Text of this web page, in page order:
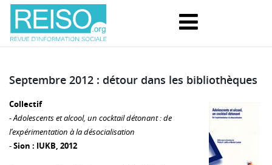
Septembre 2012 : détour dans les bibliothèques
Collectif
-Adolescents et alcool, un cocktail détonant : de
l’expérimentation à la désocialisation
-Sion : IUKB, 2012